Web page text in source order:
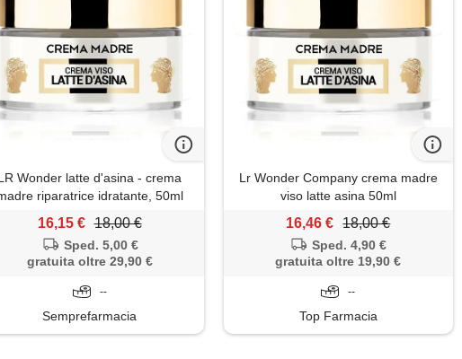
Wonder latte d'asina - crema
riparatrice idratante, 50ml
16,15 € 18,00 €
Sped. 5,00 €
gratuita oltre 29,90 €
--
Semprefarmacia
Lr Wonder Company crema madre
viso latte asina 50ml
16,46 € 18,00 €
Sped. 4,90 €
gratuita oltre 19,90 €
--
Top Farmacia